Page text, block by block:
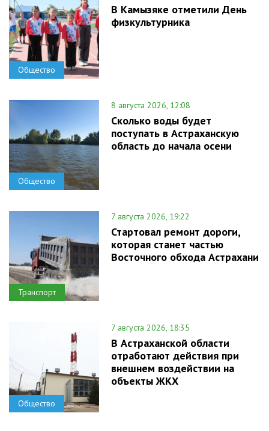
Общество
В Камызяке отметили День
физкультурника
Общество
8 августа 2026, 12:08
Сколько воды будет
поступать в Астраханскую
область до начала осени
Транспорт
7 августа 2026, 19:22
Стартовал ремонт дороги,
которая станет частью
Восточного обхода Астрахани
Общество
7 августа 2026, 18:35
В Астраханской области
отработают действия при
внешнем воздействии на
объекты ЖКХ